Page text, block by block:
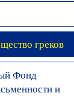
греков
Фонд
и